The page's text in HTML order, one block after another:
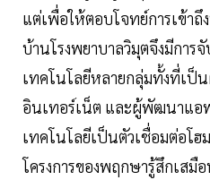
แต่เพื่อให้ตอบโจทย์การเข้า
บ้านโรงพยาบาลวิมุตจึงมีกา
เทคโนโลยีหลายกลุ่มทั้งที่เป็น
อินเทอร์เน็ต และผู้พัฒนาแอ
เทคโนโลยีเป็นตัวเชื่อมต่อโ
โครงการของพฤกษารู้สึกเสมื